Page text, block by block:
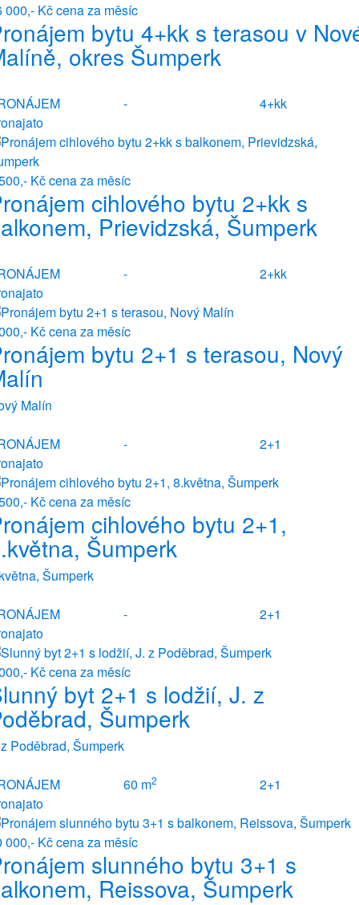
000,- Kčcena za měsíc
bytu 4+kk s terasou v
okres Šumperk
-
4+kk
Kčcena za měsíc
cihlového bytu 2+kk s
Prievidzská, Šumperk
-
2+kk
Kčcena za měsíc
bytu 2+1 s terasou, Nový
Malín
-
2+1
Kčcena za měsíc
cihlového bytu 2+1,
Šumperk
Šumperk
-
2+1
Kčcena za měsíc
byt 2+1 s lodžií, J. z
Šumperk
Poděbrad, Šumperk
60 m2
2+1
000,- Kčcena za měsíc
slunného bytu 3+1 s
Reissova, Šumperk